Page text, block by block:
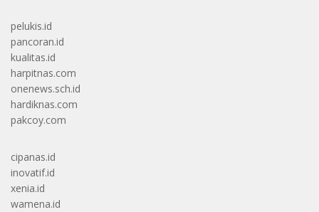
pelukis.id
pancoran.id
kualitas.id
harpitnas.com
onenews.sch.id
hardiknas.com
pakcoy.com
cipanas.id
inovatif.id
xenia.id
wamena.id